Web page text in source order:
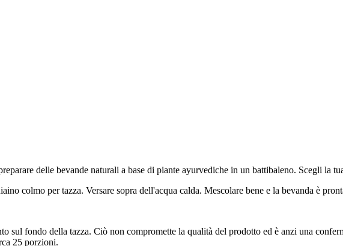
delle bevande naturali a base di piante ayurvediche in un battibaleno. Scegli la
colmo per tazza. Versare sopra dell'acqua calda. Mescolare bene e la bevanda è
sul fondo della tazza. Ciò non compromette la qualità del prodotto ed è anzi una
25 porzioni.